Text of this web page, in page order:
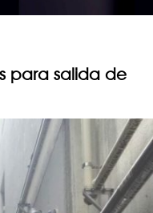
para salida de